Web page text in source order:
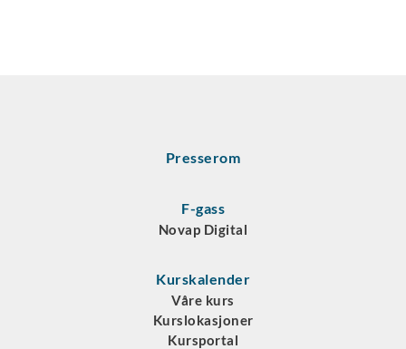
Presserom
F-gass
Novap Digital
Kurskalender
Våre kurs
Kurslokasjoner
Kursportal